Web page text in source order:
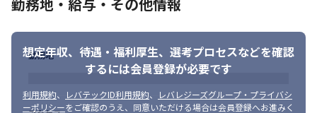
・コスト、スケジュールを意識して作業に取り組める方
ら制作に必要な要素を読み取れる方
・課題を発見し、周囲を巻き込みながら解決に当たれるコミュニ
ケーション力のある方
想定年収、待遇・福利厚生、 選考プロセスなどを確認
するには会員登録が必要です
利用規約、 レバテックID利用規約、
レバレジーズグループ・プライバシ
ーポリシーをご確認のうえ、同意いただける場合は会員登録へお進みく
勤務地